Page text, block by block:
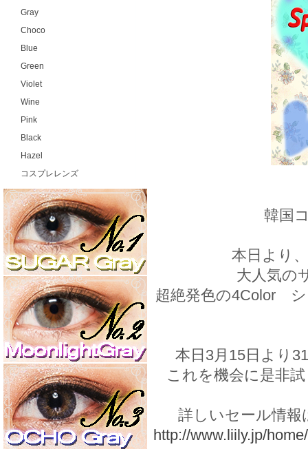
Gray
Choco
Blue
Green
Violet
Wine
Pink
Black
Hazel
コスプレレンズ
韓国
本日より
大人気の
超絶発色の4Color シ
本日3月15日より
これを機会に是非
詳しいセール情
http://www.liily.jp/